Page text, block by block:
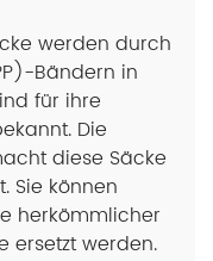
werden durch
Bändern in
für ihre
Die
diese Säcke
Sie können
herkömmlicher
ersetzt werden.